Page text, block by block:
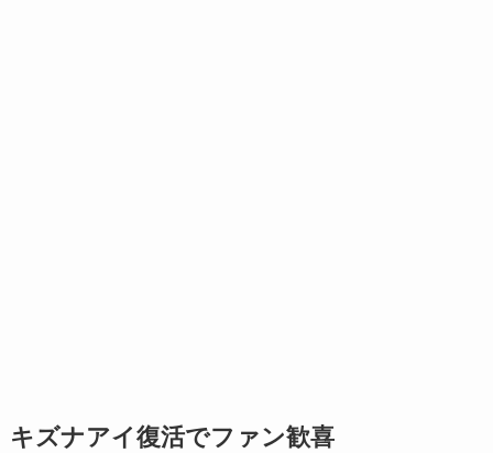
キズナアイ復活でファン歓喜